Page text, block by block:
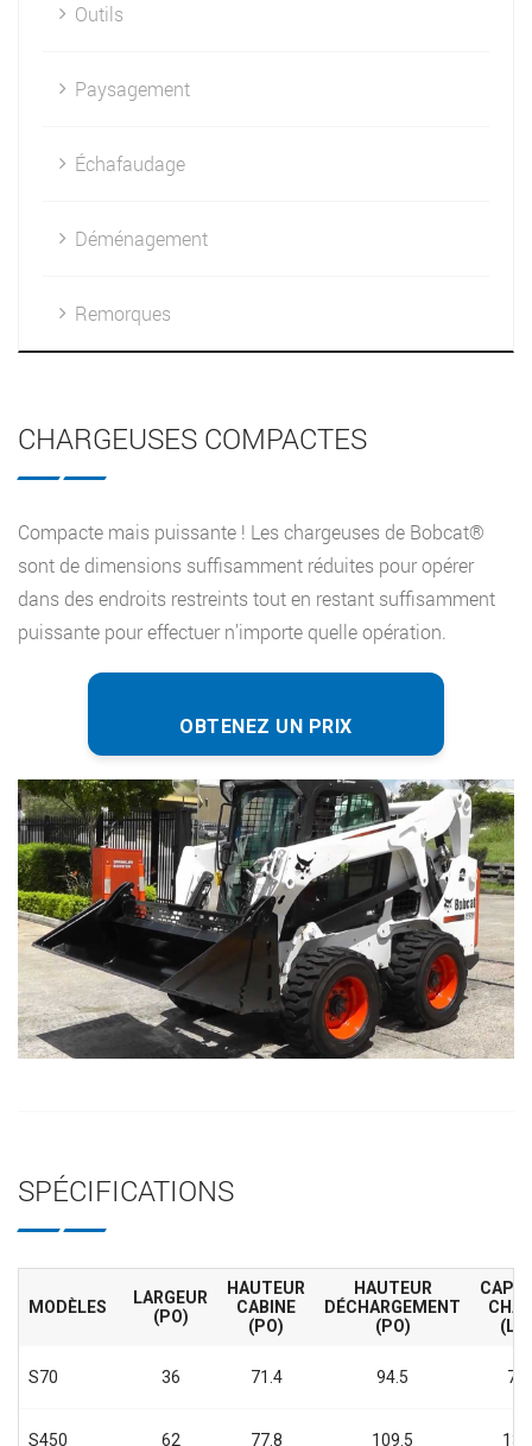
Outils
Paysagement
Échafaudage
Déménagement
Remorques
CHARGEUSES COMPACTES
Compacte mais puissante ! Les chargeuses de Bobcat®
sont de dimensions suffisamment réduites pour opérer
dans des endroits restreints tout en restant suffisamment
puissante pour effectuer n’importe quelle opération.
OBTENEZ UN PRIX
SPÉCIFICATIONS
MODÈLES
LARGEUR
(PO)
HAUTEUR
CABINE
(PO)
HAUTEUR
DÉCHARGEMENT
(PO)
S70 36 71.4 94.5
S450 62 77.8 109.5